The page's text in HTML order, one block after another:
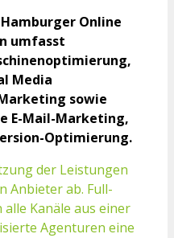
Online
umfasst
Media
sowie
E-Mail-Marketing,
Optimierung.
der Leistungen
Anbieter ab. Full-
Kanäle aus einer
Agenturen eine